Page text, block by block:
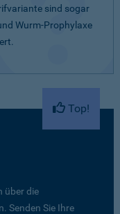
sind sogar
Wurm-Prophylaxe
Top!
über die
Senden Sie Ihre